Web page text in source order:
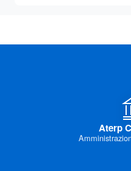
Aterp